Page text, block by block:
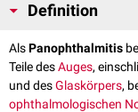
Definition
AlsPanophthalmitis
Teile desAuges,
und desGlaskörpers,
ophthalmologischen